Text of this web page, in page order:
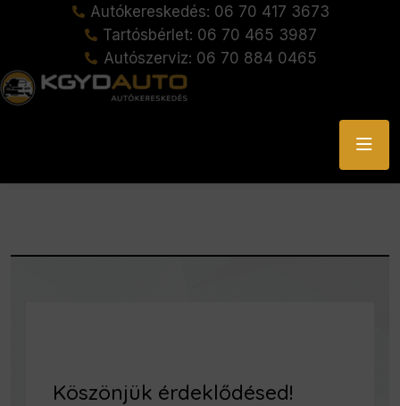
Autókereskedés: 06 70 417 3673
Tartósbérlet: 06 70 465 3987
Autószerviz: 06 70 884 0465
Köszönjük érdeklődésed!